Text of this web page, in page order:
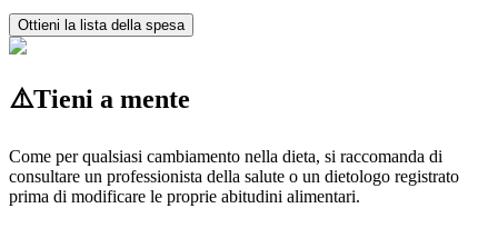
Ottieni la lista della spesa
⚠️Tieni a mente
Come per qualsiasi cambiamento nella dieta, si raccomanda di
consultare un professionista della salute o un dietologo registrato
prima di modificare le proprie abitudini alimentari.